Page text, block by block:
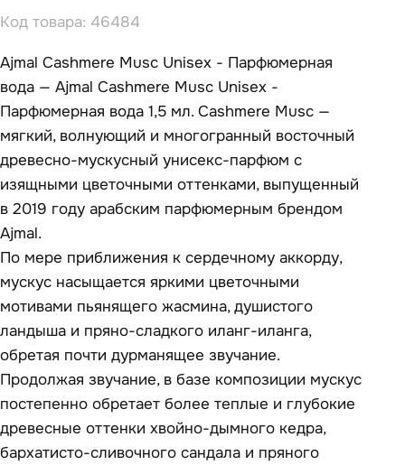
Код товара: 46484
Ajmal Cashmere Musc Unisex - Парфюмерная
вода — Ajmal Cashmere Musc Unisex -
Парфюмерная вода 1,5 мл. Cashmere Musc —
мягкий, волнующий и многогранный восточный
древесно-мускусный унисекс-парфюм с
изящными цветочными оттенками, выпущенный
в 2019 году арабским парфюмерным брендом
Ajmal.
По мере приближения к сердечному аккорду,
мускус насыщается яркими цветочными
мотивами пьянящего жасмина, душистого
ландыша и пряно-сладкого иланг-иланга,
обретая почти дурманящее звучание.
Продолжая звучание, в базе композиции мускус
постепенно обретает более теплые и глубокие
древесные оттенки хвойно-дымного кедра,
бархатисто-сливочного сандала и пряного